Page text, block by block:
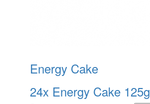
Energy Cake
24x Energy Cake 125g